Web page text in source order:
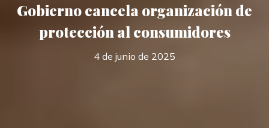
Gobierno cancela organización de
protección al consumidores
4 de junio de 2025